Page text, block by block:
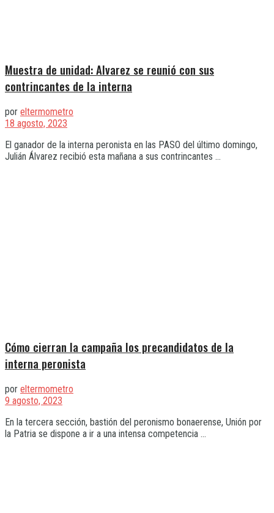
Muestra de unidad: Alvarez se reunió con sus
contrincantes de la interna
por eltermometro
18 agosto, 2023
El ganador de la interna peronista en las PASO del último domingo,
Julián Álvarez recibió esta mañana a sus contrincantes ...
Cómo cierran la campaña los precandidatos de la
interna peronista
por eltermometro
9 agosto, 2023
En la tercera sección, bastión del peronismo bonaerense, Unión por
la Patria se dispone a ir a una intensa competencia ...